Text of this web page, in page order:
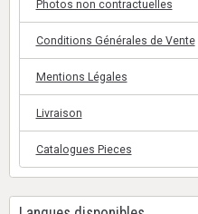
Photos non contractuelles
Conditions Générales de Vente
Mentions Légales
Livraison
Catalogues Pieces